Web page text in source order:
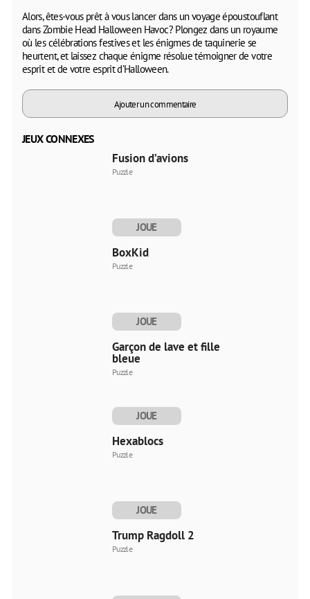
Alors, êtes-vous prêt à vous lancer dans un voyage époustouflant
dans Zombie Head Halloween Havoc? Plongez dans un royaume
où les célébrations festives et les énigmes de taquinerie se
heurtent, et laissez chaque énigme résolue témoigner de votre
esprit et de votre esprit d’Halloween.
Ajouter un commentaire
JEUX CONNEXES
Fusion d’avions
Puzzle
JOUE
BoxKid
Puzzle
JOUE
Garçon de lave et fille
bleue
Puzzle
JOUE
Hexablocs
Puzzle
JOUE
Trump Ragdoll 2
Puzzle